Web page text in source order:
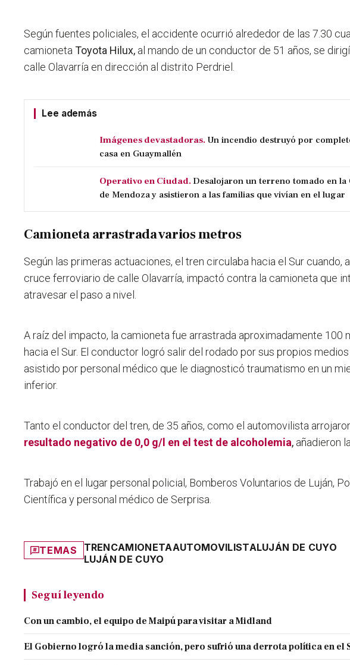
Según fuentes policiales, el accidente ocurrió alrededor de las 7.30
camioneta Toyota Hilux, al mando de un conductor de 51 años, se
calle Olavarría en dirección al distrito Perdriel.
Lee además
Imágenes devastadoras. Un incendio destruyó por
casa en Guaymallén
Operativo en Ciudad. Desalojaron un terreno tomado en la
de Mendoza y asistieron a las familias que vivían en el lugar
Camioneta arrastrada varios metros
Según las primeras actuaciones, el tren circulaba hacia el Sur cuando,
cruce ferroviario de calle Olavarría, impactó contra la camioneta que
atravesar el paso a nivel.
A raíz del impacto, la camioneta fue arrastrada aproximadamente 100
hacia el Sur. El conductor logró salir del rodado por sus propios
asistido por personal médico que le diagnosticó traumatismo en un
inferior.
Tanto el conductor del tren, de 35 años, como el automovilista
resultado negativo de 0,0 g/l en el test de alcoholemia, añadieron
Trabajó en el lugar personal policial, Bomberos Voluntarios de Luján,
Científica y personal médico de Serprisa.
TEMAS TRENCAMIONETAAUTOMOVILISTALUJÁN DE CUYO
LUJÁN DE CUYO
Seguí leyendo
Con un cambio, el equipo de Maipú para visitar a Midland
El Gobierno logró la media sanción, pero sufrió una derrota política en el